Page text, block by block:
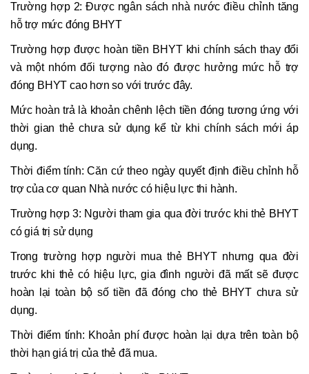
Trường hợp 2: Được ngân sách nhà nước điều chỉnh tăng
hỗ trợ mức đóng BHYT
Trường hợp được hoàn tiền BHYT khi chính sách thay đổi
và một nhóm đối tượng nào đó được hưởng mức hỗ trợ
đóng BHYT cao hơn so với trước đây.
Mức hoàn trả là khoản chênh lệch tiền đóng tương ứng với
thời gian thẻ chưa sử dụng kể từ khi chính sách mới áp
dụng.
Thời điểm tính: Căn cứ theo ngày quyết định điều chỉnh hỗ
trợ của cơ quan Nhà nước có hiệu lực thi hành.
Trường hợp 3: Người tham gia qua đời trước khi thẻ BHYT
có giá trị sử dụng
Trong trường hợp người mua thẻ BHYT nhưng qua đời
trước khi thẻ có hiệu lực, gia đình người đã mất sẽ được
hoàn lại toàn bộ số tiền đã đóng cho thẻ BHYT chưa sử
dụng.
Thời điểm tính: Khoản phí được hoàn lại dựa trên toàn bộ
thời hạn giá trị của thẻ đã mua.